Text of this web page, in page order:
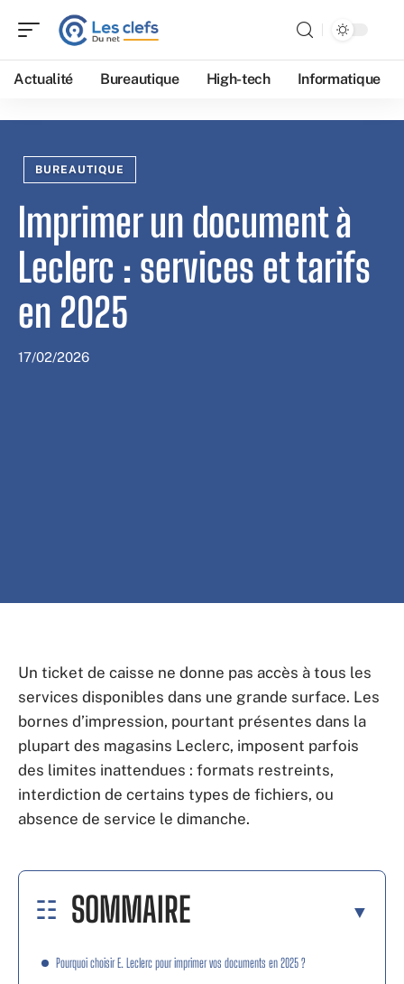
Actualité Bureautique High-tech Informatique
BUREAUTIQUE
Imprimer un document à
Leclerc : services et tarifs
en 2025
17/02/2026
Un ticket de caisse ne donne pas accès à tous les
services disponibles dans une grande surface. Les
bornes d’impression, pourtant présentes dans la
plupart des magasins Leclerc, imposent parfois
des limites inattendues : formats restreints,
interdiction de certains types de fichiers, ou
absence de service le dimanche.
SOMMAIRE
Pourquoi choisir E. Leclerc pour imprimer vos documents en 2025 ?